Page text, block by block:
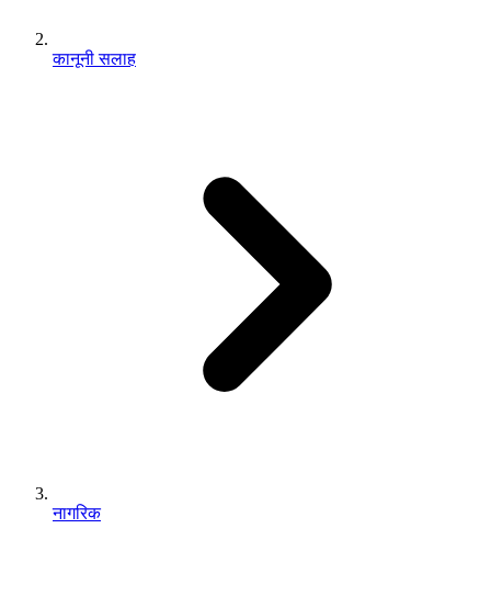
कानूनी सलाह
नागरिक